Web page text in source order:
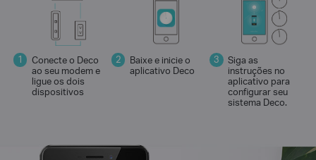
Conecte o Deco
ao seu modem e
ligue os dois
dispositivos
Baixe e inicie o
aplicativo Deco
Siga as
instruções no
aplicativo para
configurar seu
sistema Deco.